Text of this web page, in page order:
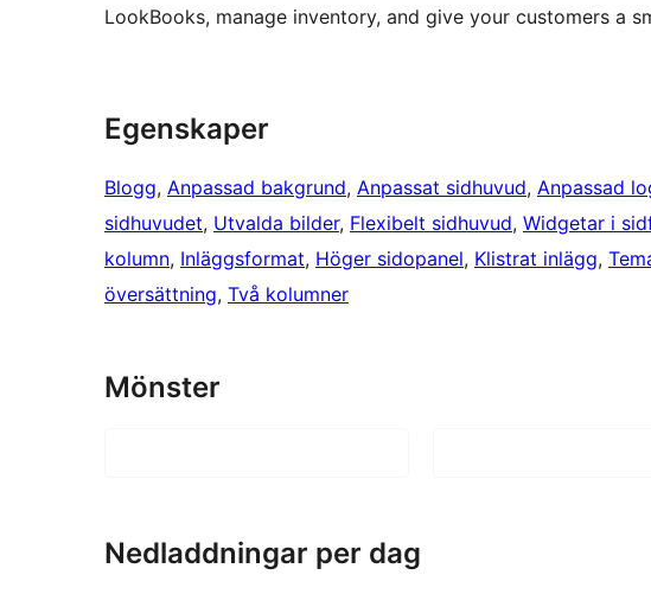
LookBooks, manage inventory, and give your customers a
Egenskaper
Blogg, Anpassad bakgrund, Anpassat sidhuvud, Anpassad
sidhuvudet, Utvalda bilder, Flexibelt sidhuvud, Widgetar i
kolumn, Inläggsformat, Höger sidopanel, Klistrat inlägg,
översättning, Två kolumner
Mönster
Nedladdningar per dag